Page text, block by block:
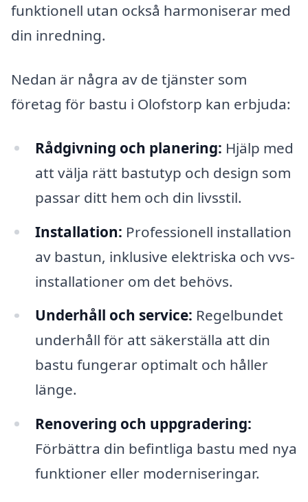
funktionell utan också harmoniserar med
din inredning.
Nedan är några av de tjänster som
företag för bastu i Olofstorp kan erbjuda:
Rådgivning och planering: Hjälp med
att välja rätt bastutyp och design som
passar ditt hem och din livsstil.
Installation: Professionell installation
av bastun, inklusive elektriska och vvs-
installationer om det behövs.
Underhåll och service: Regelbundet
underhåll för att säkerställa att din
bastu fungerar optimalt och håller
länge.
Renovering och uppgradering:
Förbättra din befintliga bastu med nya
funktioner eller moderniseringar.